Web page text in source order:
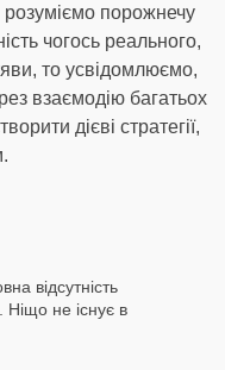
порожнечу
чогось реального,
то усвідомлюємо,
взаємодію багатьох
дієві стратегії,
відсутність
Ніщо не існує в